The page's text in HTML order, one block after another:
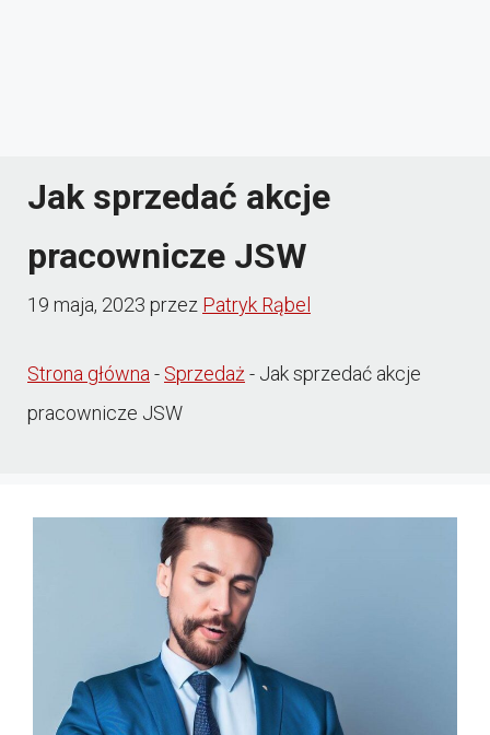
Jak sprzedać akcje
pracownicze JSW
19 maja, 2023 przez Patryk Rąbel
Strona główna- Sprzedaż- Jak sprzedać akcje
pracownicze JSW